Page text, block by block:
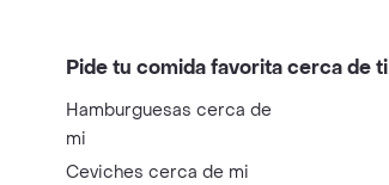
Pide tu comida favorita cerca de ti
Hamburguesas cerca de
mi
Ceviches cerca de mi